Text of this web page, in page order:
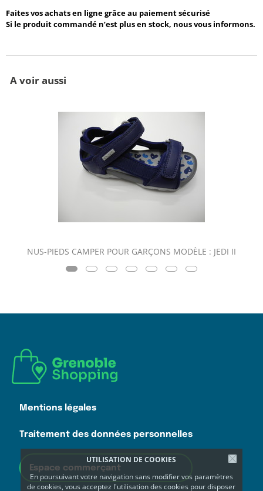
UTILISATION DE COOKIES
En poursuivant votre navigation sans modifier vos paramètres
de cookies, vous acceptez l'utilisation des cookies pour disposer
Faites vos achats en ligne grâce au paiement sécurisé
Si le produit commandé n’est plus en stock, nous vous informons.
A voir aussi
NUS-PIEDS CAMPER POUR GARÇONS MODÈLE : JEDI II
Mentions légales
Traitement des données personnelles
Espace commerçant